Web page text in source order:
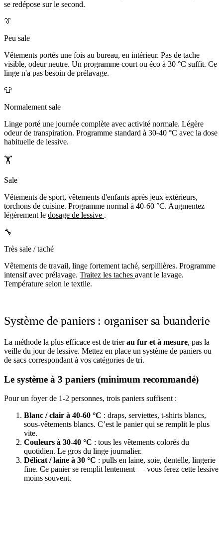
se redépose sur le second.
👔
Peu sale
Vêtements portés une fois au bureau, en intérieur. Pas de tache
visible, odeur neutre. Un programme court ou éco à 30 °C suffit. Ce
linge n'a pas besoin de prélavage.
👕
Normalement sale
Linge porté une journée complète avec activité normale. Légère
odeur de transpiration. Programme standard à 30-40 °C avec la dose
habituelle de lessive.
🏋️
Sale
Vêtements de sport, vêtements d'enfants après jeux extérieurs,
torchons de cuisine. Programme normal à 40-60 °C. Augmentez
légèrement le dosage de lessive .
🔧
Très sale / taché
Vêtements de travail, linge fortement taché, serpillières. Programme
intensif avec prélavage. Traitez les taches avant le lavage.
Température selon le textile.
Système de paniers : organiser sa buanderie
La méthode la plus efficace est de trierau fur et à mesure, pas la
veille du jour de lessive. Mettez en place un système de paniers ou
de sacs correspondant à vos catégories de tri.
Le système à 3 paniers (minimum recommandé)
Pour un foyer de 1-2 personnes, trois paniers suffisent :
Blanc / clair à 40-60 °C : draps, serviettes, t-shirts blancs,
sous-vêtements blancs. C’est le panier qui se remplit le plus
vite.
Couleurs à 30-40 °C : tous les vêtements colorés du
quotidien. Le gros du linge journalier.
Délicat / laine à 30 °C : pulls en laine, soie, dentelle, lingerie
fine. Ce panier se remplit lentement — vous ferez cette lessive
moins souvent.